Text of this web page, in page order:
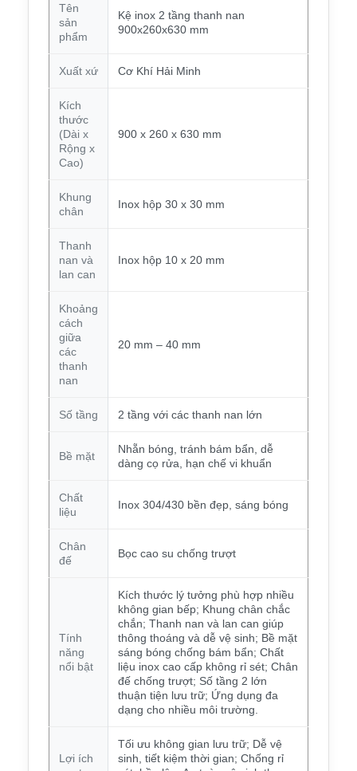
Tên
sản
phẩm
Kệ inox 2 tầng thanh nan
900x260x630 mm
Xuất xứ Cơ Khí Hải Minh
Kích
thước
(Dài x
Rộng x
Cao)
900 x 260 x 630 mm
Khung
chân
Inox hộp 30 x 30 mm
Thanh
nan và
lan can
Inox hộp 10 x 20 mm
Khoảng
cách
giữa
các
thanh
nan
20 mm – 40 mm
Số tầng 2 tầng với các thanh nan lớn
Bề mặt
Nhẵn bóng, tránh bám bẩn, dễ
dàng cọ rửa, hạn chế vi khuẩn
Chất
liệu
Inox 304/430 bền đẹp, sáng bóng
Chân
đế
Bọc cao su chống trượt
Tính
năng
nổi bật
Kích thước lý tưởng phù hợp nhiều
không gian bếp; Khung chân chắc
chắn; Thanh nan và lan can giúp
thông thoáng và dễ vệ sinh; Bề mặt
sáng bóng chống bám bẩn; Chất
liệu inox cao cấp không rỉ sét; Chân
đế chống trượt; Số tầng 2 lớn
thuận tiện lưu trữ; Ứng dụng đa
dạng cho nhiều môi trường.
Lợi ích
Tối ưu không gian lưu trữ; Dễ vệ
sinh, tiết kiệm thời gian; Chống rỉ